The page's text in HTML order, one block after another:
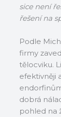
sice není
řešení na
Podle
firmy
tělocviku.
efektivněji
dobrá
pohled na